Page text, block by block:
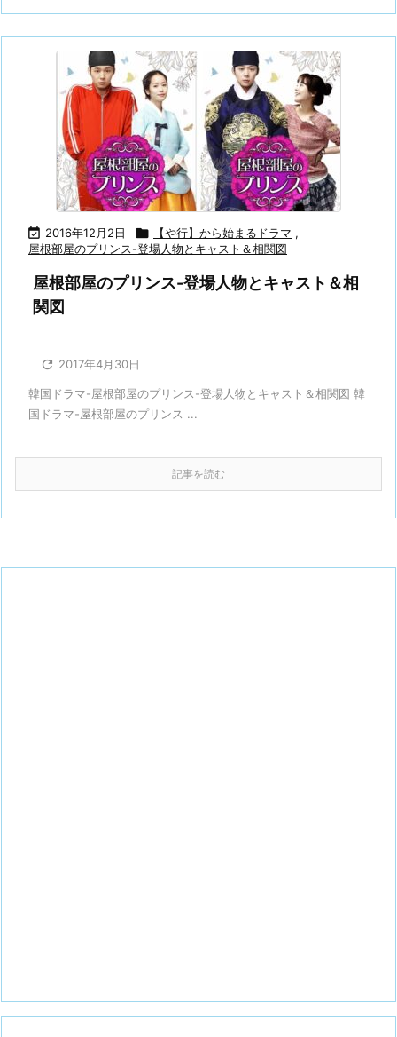
 2016年12月2日  【や行】から始まるドラマ ,
屋根部屋のプリンス-登場人物とキャスト＆相関図
屋根部屋のプリンス-登場人物とキャスト＆相
関図
 2017年4月30日
韓国ドラマ-屋根部屋のプリンス-登場人物とキャスト＆相関図 韓
国ドラマ-屋根部屋のプリンス ...
記事を読む